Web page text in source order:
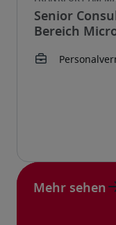
Senior
Bereich
Mehr sehen